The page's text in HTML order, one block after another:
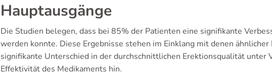
Hauptausgänge
Die Studien belegen, dass bei 85% der Patienten eine signifikante
werden konnte. Diese Ergebnisse stehen im Einklang mit denen
signifikante Unterschied in der durchschnittlichen Erektionsqualität unter
Effektivität des Medikaments hin.